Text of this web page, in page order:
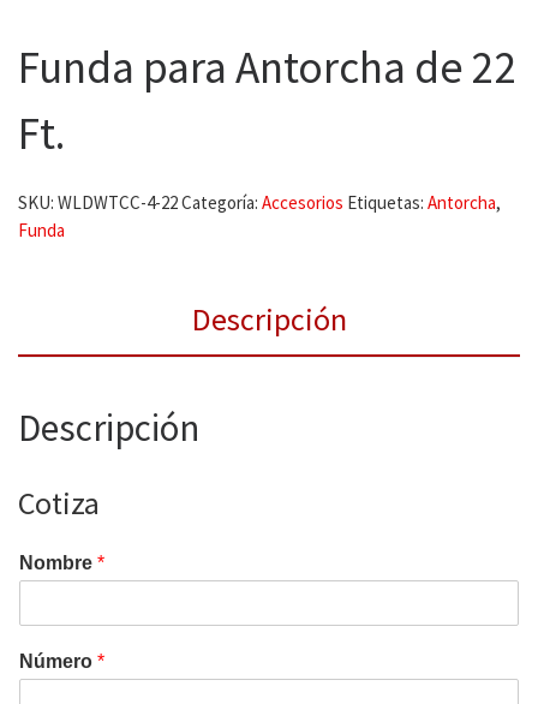
Funda para Antorcha de 22
Ft.
SKU: WLDWTCC-4-22Categoría: Accesorios Etiquetas: Antorcha,
Funda
Descripción
Descripción
Cotiza
Nombre *
Número *